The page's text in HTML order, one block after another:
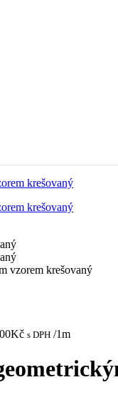
vzorem krešovaný
Kč s DPH /1m